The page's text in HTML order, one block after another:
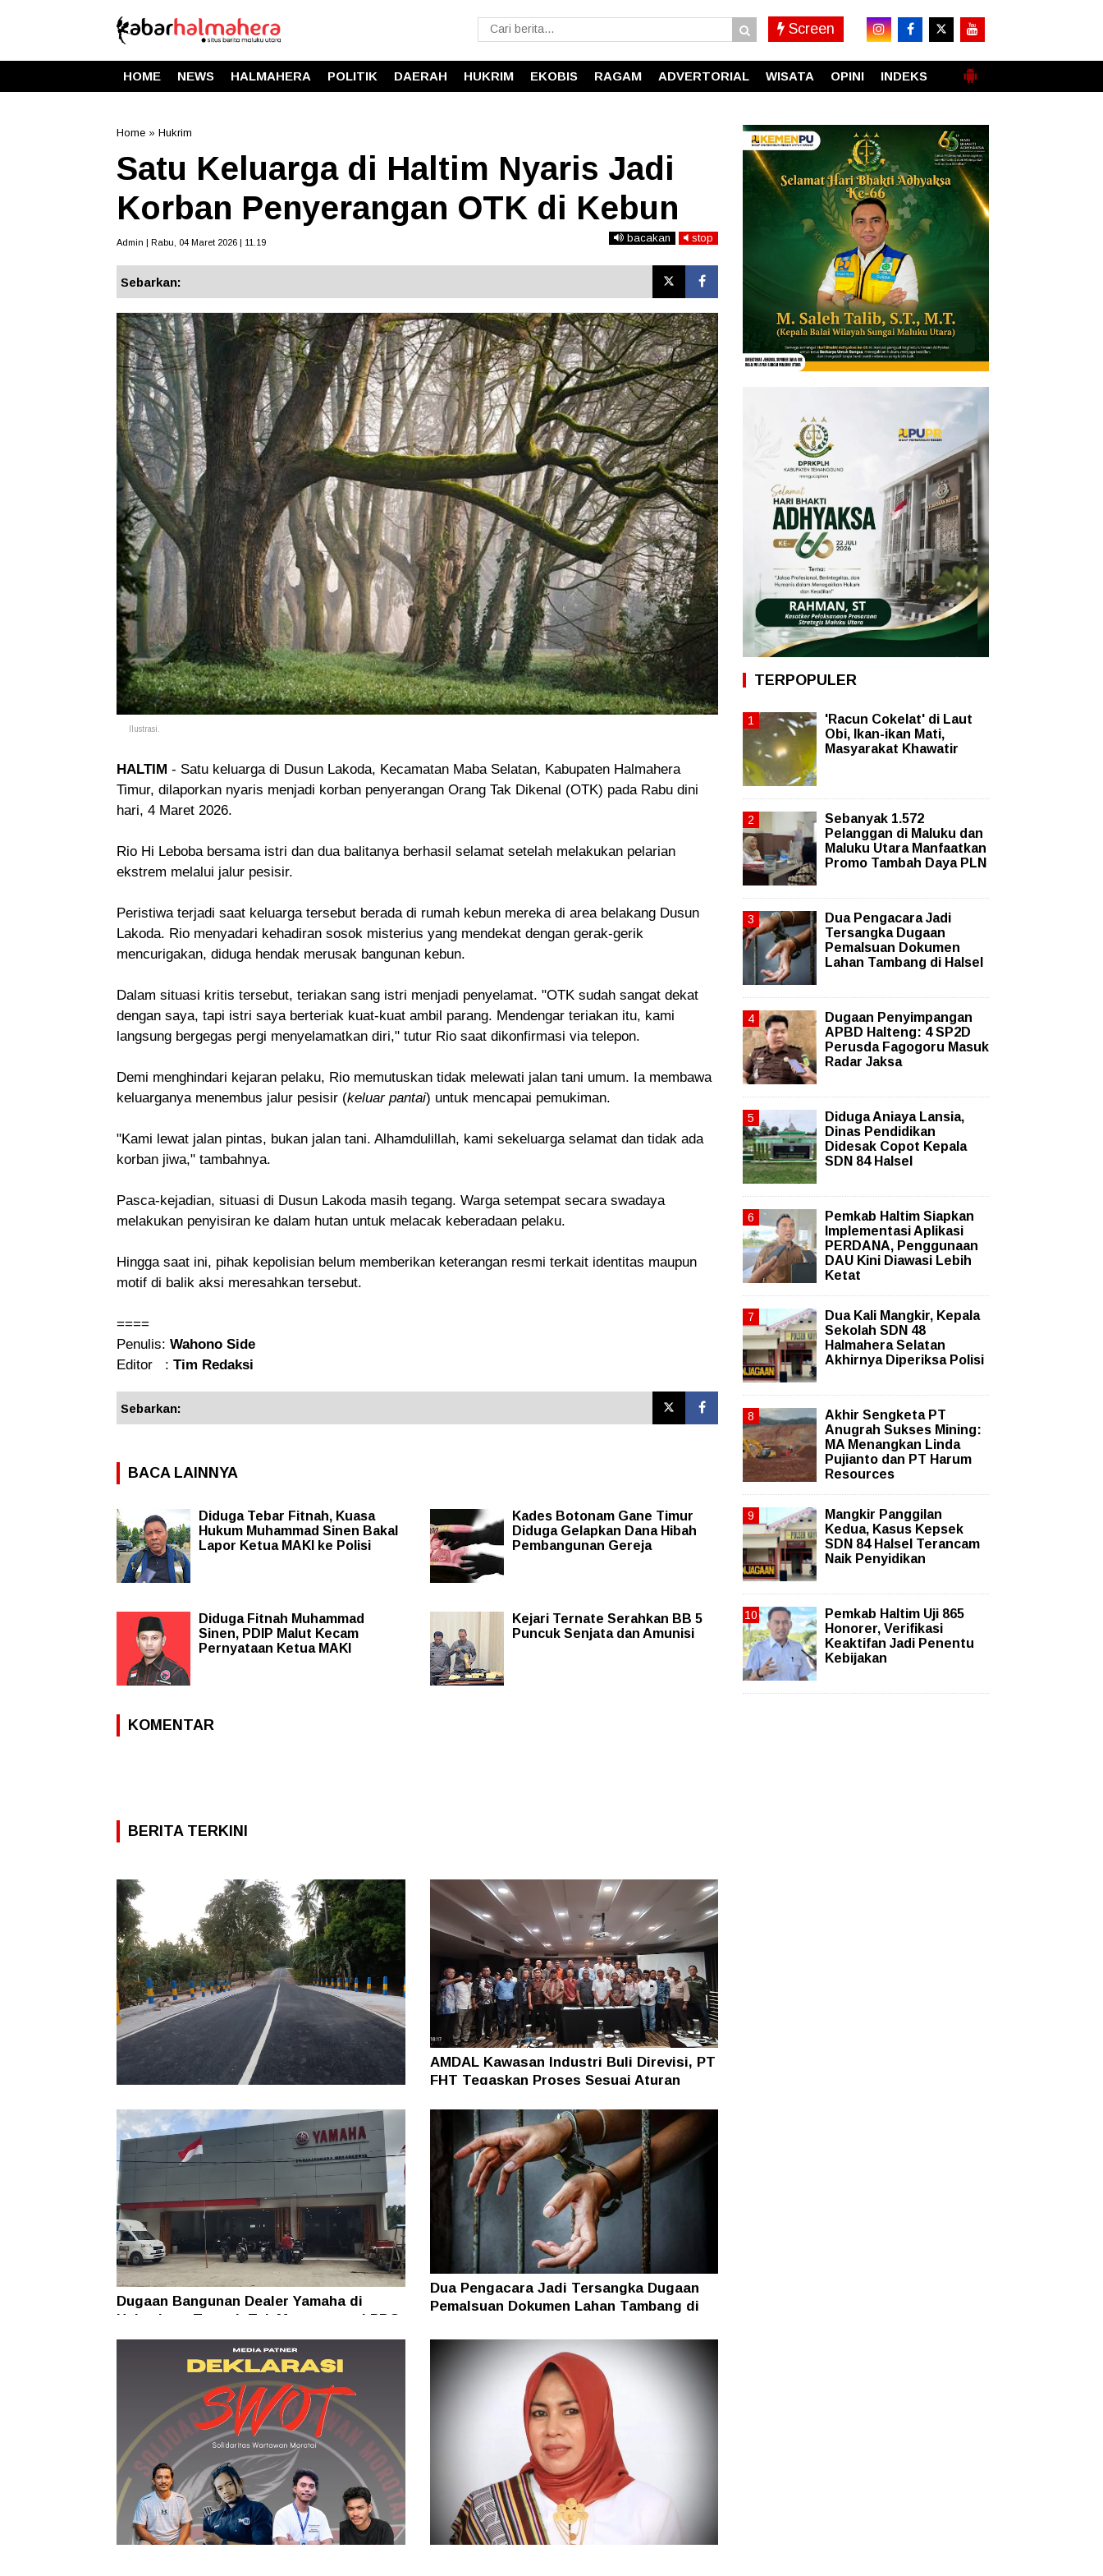
Screen
HOME NEWS HALMAHERA POLITIK DAERAH HUKRIM EKOBIS RAGAM ADVERTORIAL WISATA OPINI INDEKS
Home » Hukrim
Satu Keluarga di Haltim Nyaris Jadi
Korban Penyerangan OTK di Kebun
Admin | Rabu, 04 Maret 2026 | 11.19 bacakan stop
Sebarkan:
Ilustrasi.
HALTIM - Satu keluarga di Dusun Lakoda, Kecamatan Maba Selatan, Kabupaten Halmahera
Timur, dilaporkan nyaris menjadi korban penyerangan Orang Tak Dikenal (OTK) pada Rabu dini
hari, 4 Maret 2026.
Rio Hi Leboba bersama istri dan dua balitanya berhasil selamat setelah melakukan pelarian
ekstrem melalui jalur pesisir.
Peristiwa terjadi saat keluarga tersebut berada di rumah kebun mereka di area belakang Dusun
Lakoda. Rio menyadari kehadiran sosok misterius yang mendekat dengan gerak-gerik
mencurigakan, diduga hendak merusak bangunan kebun.
Dalam situasi kritis tersebut, teriakan sang istri menjadi penyelamat. "OTK sudah sangat dekat
dengan saya, tapi istri saya berteriak kuat-kuat ambil parang. Mendengar teriakan itu, kami
langsung bergegas pergi menyelamatkan diri," tutur Rio saat dikonfirmasi via telepon.
Demi menghindari kejaran pelaku, Rio memutuskan tidak melewati jalan tani umum. Ia membawa
keluarganya menembus jalur pesisir (keluar pantai) untuk mencapai pemukiman.
"Kami lewat jalan pintas, bukan jalan tani. Alhamdulillah, kami sekeluarga selamat dan tidak ada
korban jiwa," tambahnya.
Pasca-kejadian, situasi di Dusun Lakoda masih tegang. Warga setempat secara swadaya
melakukan penyisiran ke dalam hutan untuk melacak keberadaan pelaku.
Hingga saat ini, pihak kepolisian belum memberikan keterangan resmi terkait identitas maupun
motif di balik aksi meresahkan tersebut.
====
Penulis: Wahono Side
Editor : Tim Redaksi
Sebarkan:
BACA LAINNYA
Diduga Tebar Fitnah, Kuasa
Hukum Muhammad Sinen Bakal
Lapor Ketua MAKI ke Polisi
Kades Botonam Gane Timur
Diduga Gelapkan Dana Hibah
Pembangunan Gereja
Diduga Fitnah Muhammad
Sinen, PDIP Malut Kecam
Pernyataan Ketua MAKI
Kejari Ternate Serahkan BB 5
Puncuk Senjata dan Amunisi
KOMENTAR
BERITA TERKINI
Jembatan Kasango-Beringin Capai 95
Persen, Akses Taliabu Barat Laut Segera
Terhubung
AMDAL Kawasan Industri Buli Direvisi, PT
FHT Tegaskan Proses Sesuai Aturan
Dugaan Bangunan Dealer Yamaha di
Halmahera Tengah Tak Mengantongi PBG
Dua Pengacara Jadi Tersangka Dugaan
Pemalsuan Dokumen Lahan Tambang di
TERPOPULER
'Racun Cokelat' di Laut
Obi, Ikan-ikan Mati,
Masyarakat Khawatir
Sebanyak 1.572
Pelanggan di Maluku dan
Maluku Utara Manfaatkan
Promo Tambah Daya PLN
Dua Pengacara Jadi
Tersangka Dugaan
Pemalsuan Dokumen
Lahan Tambang di Halsel
Dugaan Penyimpangan
APBD Halteng: 4 SP2D
Perusda Fagogoru Masuk
Radar Jaksa
Diduga Aniaya Lansia,
Dinas Pendidikan
Didesak Copot Kepala
SDN 84 Halsel
Pemkab Haltim Siapkan
Implementasi Aplikasi
PERDANA, Penggunaan
DAU Kini Diawasi Lebih
Ketat
Dua Kali Mangkir, Kepala
Sekolah SDN 48
Halmahera Selatan
Akhirnya Diperiksa Polisi
Akhir Sengketa PT
Anugrah Sukses Mining:
MA Menangkan Linda
Pujianto dan PT Harum
Resources
Mangkir Panggilan
Kedua, Kasus Kepsek
SDN 84 Halsel Terancam
Naik Penyidikan
Pemkab Haltim Uji 865
Honorer, Verifikasi
Keaktifan Jadi Penentu
Kebijakan